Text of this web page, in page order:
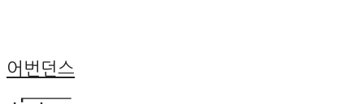
어번던스